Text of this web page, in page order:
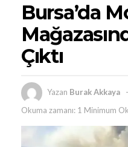
Bursa’da
Çıktı
Yazan Burak Akkaya
Okuma zamanı: 1 Minimum